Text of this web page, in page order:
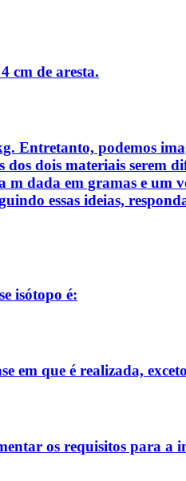
cm de aresta.
Entretanto, podemos
dois materiais serem
m dada em gramas e um
essas ideias,
isótopo é:
em que é realizada,
os requisitos para a